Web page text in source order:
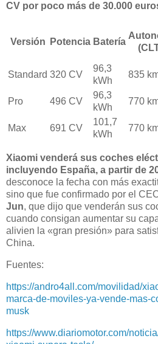
CV por poco más de 30.000
Versión Potencia Batería
Standard 320 CV
96,3
kWh
835
Pro 496 CV
96,3
kWh
770
Max 691 CV
101,7
kWh
770
Xiaomi venderá sus coches
incluyendo España, a partir de
desconoce la fecha con más
sino que fue confirmado por el
Jun, que dijo que venderán sus
cuando consigan aumentar su
alivien la «gran presión» para
China.
Fuentes:
https://andro4all.com/movilidad/
marca-de-moviles-ya-vende-mas-
musk
https://www.diariomotor.com/